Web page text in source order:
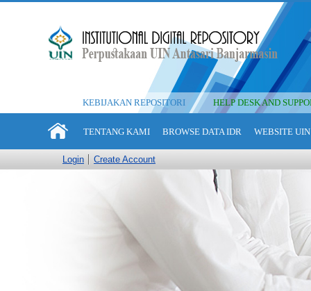
KEBIJAKAN REPOSITORI HELP DESK AND
TENTANG KAMI BROWSE DATA IDR WEBSITE
Login Create Account